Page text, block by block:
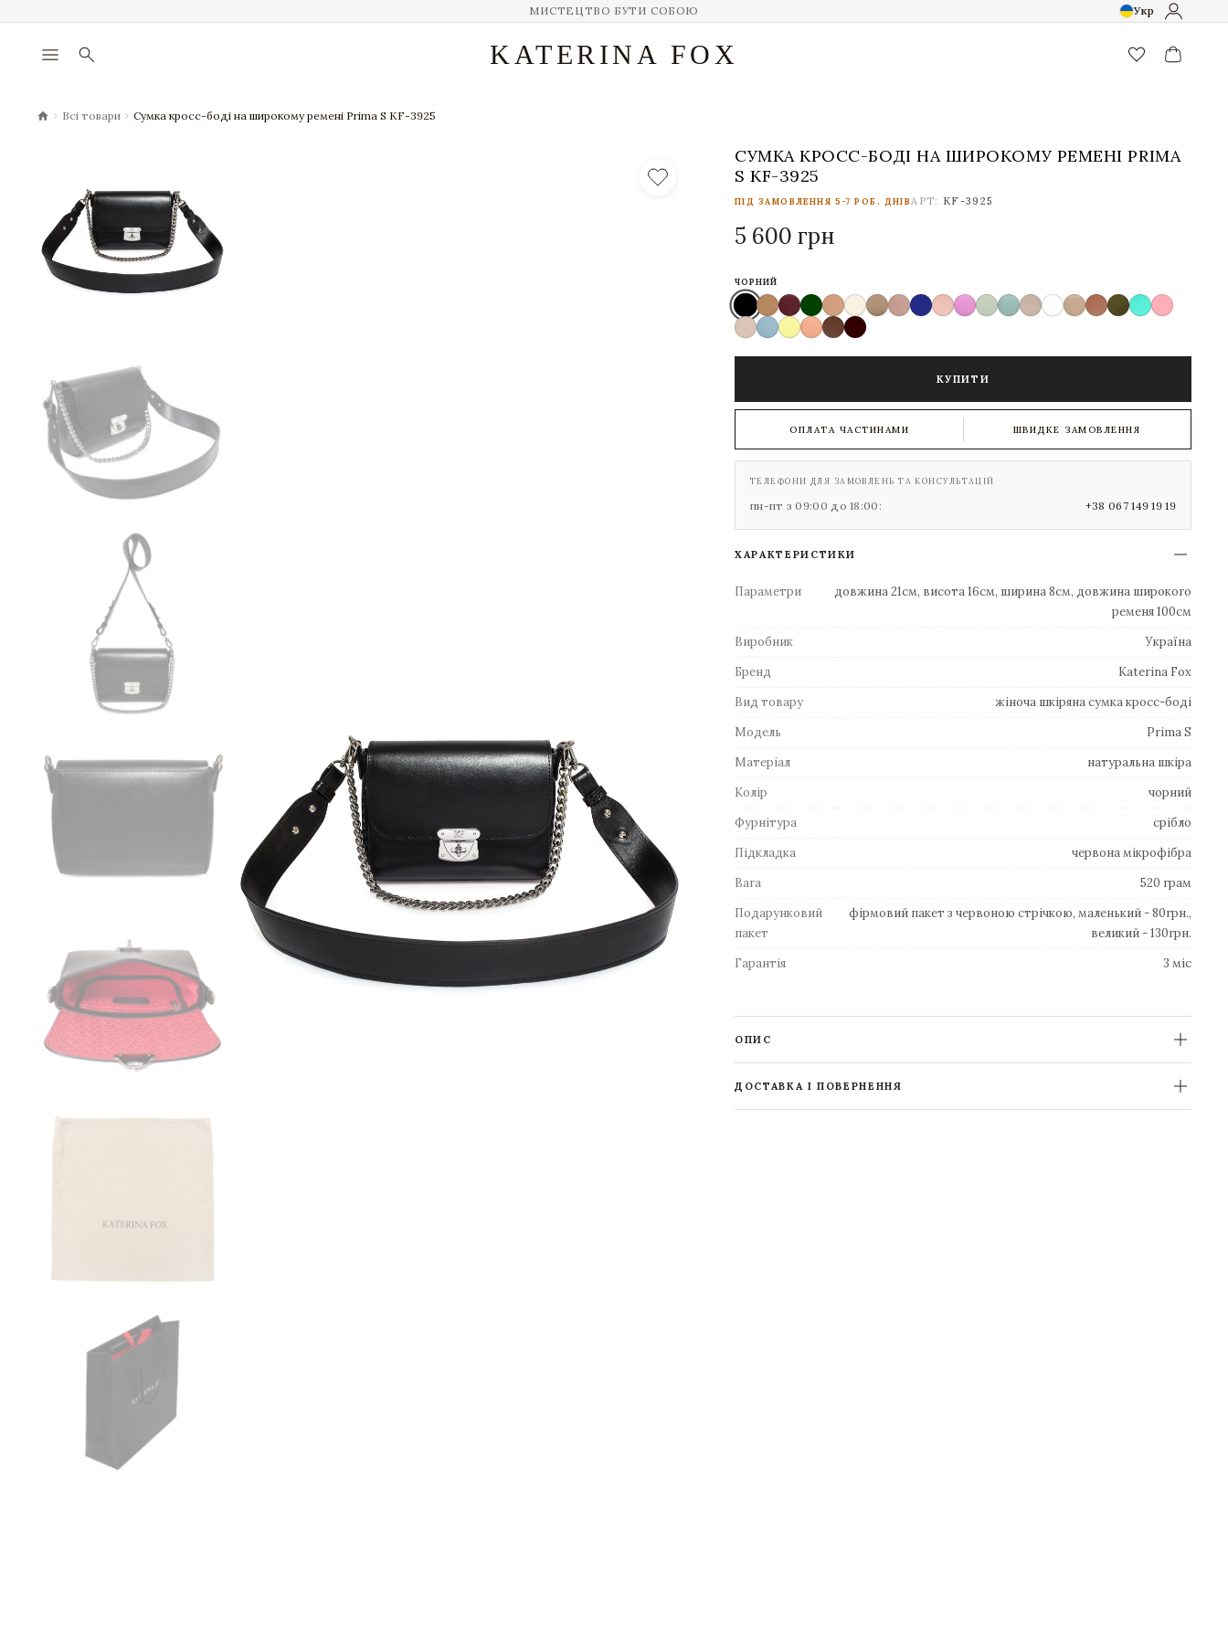
МИСТЕЦТВО БУТИ СОБОЮ Укр
menu search KATERINA FOX favorite_border
chevron_right Всі товари chevron_right Сумка кросс-боді на широкому ремені Prima S KF-3925
СУМКА КРОСС-БОДІ НА ШИРОКОМУ РЕМЕНІ PRIMA
S KF-3925
ПІД ЗАМОВЛЕННЯ 5-7 РОБ. ДНІВ АРТ: KF-3925
5 600 грн
ЧОРНИЙ
КУПИТИ
ОПЛАТА ЧАСТИНАМИ ШВИДКЕ ЗАМОВЛЕННЯ
ТЕЛЕФОНИ ДЛЯ ЗАМОВЛЕНЬ ТА КОНСУЛЬТАЦІЙ
пн-пт з 09:00 до 18:00: +38 067 149 19 19
ХАРАКТЕРИСТИКИ
Параметри
довжина 21см, висота 16см, ширина 8см, довжина широкого
ременя 100см
Виробник
Україна
Бренд
Katerina Fox
Вид товару
жіноча шкіряна сумка кросс-боді
Модель
Prima S
Матеріал
натуральна шкіра
Колір
чорний
Фурнітура
срібло
Підкладка
червона мікрофібра
Вага
520 грам
Подарунковий
пакет
фірмовий пакет з червоною стрічкою, маленький - 80грн.,
великий - 130грн.
Гарантія
3 міс
ОПИС
ДОСТАВКА І ПОВЕРНЕННЯ